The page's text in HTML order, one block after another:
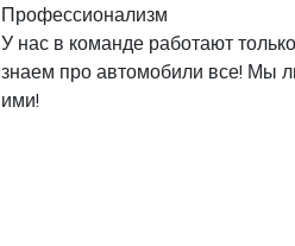
Профессионализм
У нас в команде работают
знаем про автомобили все! Мы
ими!